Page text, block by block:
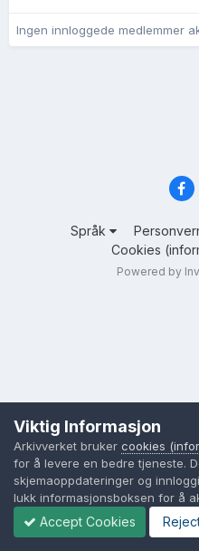
Ingen innloggede medlemmer
Språk
Cookies
Powered by
Viktig Informasjon
Arkivverket bruker cookies
for å levere en bedre tjeneste.
skjemaoppdateringer og
lukk informasjonsboksen for å
Accept Cookies